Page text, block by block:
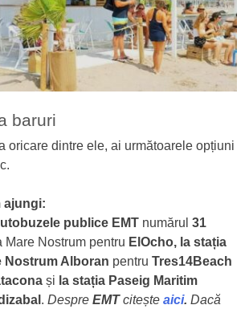
baruri
oricare dintre ele, ai următoarele opțiuni
ajungi:
publice EMT numărul 31
Mare Nostrum pentru ElOcho, la stația
Nostrum Alboran pentru Tres14Beach
și la stația Paseig Maritim
. Despre EMTcitește aici. Dacă